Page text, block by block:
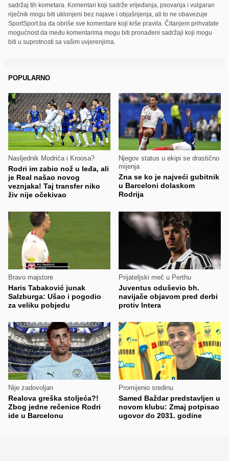
sadržaj tih kometara. Komentari koji sadrže vrijeđanja, psovanja i vulgaran
riječnik mogu biti uklonjeni bez najave i objašnjenja, ali to ne obavezuje
SportSport.ba da obriše sve komentare koji krše pravila. Čitanjem prihvatate
mogućnost da među komentarima mogu biti pronađeni sadržaji koji mogu
biti u suprotnosti sa vašim uvjerenjima.
POPULARNO
Nasljednik Modrića i Kroosa?
Rodri im zabio nož u leđa, ali
je Real našao novog
veznjaka! Taj transfer niko
živ nije očekivao
Njegov status u ekipi se drastično
mijenja
Zna se ko je najveći gubitnik
u Barceloni dolaskom
Rodrija
Bravo majstore
Haris Tabaković junak
Salzburga: Ušao i pogodio
za veliku pobjedu
Prijateljski meč u Perthu
Juventus oduševio bh.
navijače objavom pred derbi
protiv Intera
Nije zadovoljan
Realova greška stoljeća?!
Zbog jedne rečenice Rodri
ide u Barcelonu
Promijenio sredinu
Samed Baždar predstavljen u
novom klubu: Zmaj potpisao
ugovor do 2031. godine